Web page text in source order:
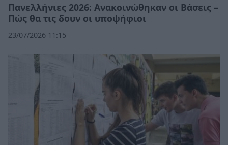
Πανελλήνιες 2026: Ανακοινώθηκαν οι Βάσεις –
Πώς θα τις δουν οι υποψήφιοι
23/07/2026 11:15